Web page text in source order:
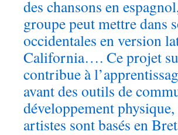
des chansons en
groupe peut mettre dans
occidentales en version
California…. Ce projet
contribue à
avant des outils de
développement
artistes sont basés en